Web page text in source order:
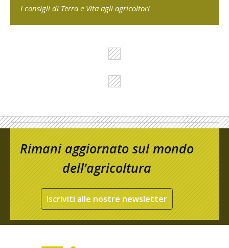
I consigli di Terra e Vita agli agricoltori
Rimani aggiornato sul mondo
dell’agricoltura
Iscriviti alle nostre newsletter